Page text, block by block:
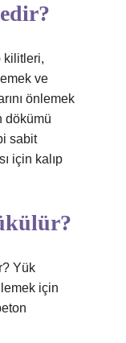
kilitleri,
ve
önlemek
dökümü
sabit
için kalıp
Yük
için